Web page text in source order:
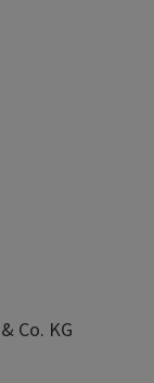
Co. KG